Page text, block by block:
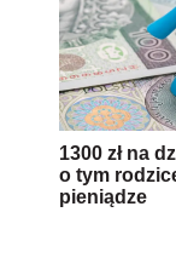
1300 zł na
o tym
pieniądze